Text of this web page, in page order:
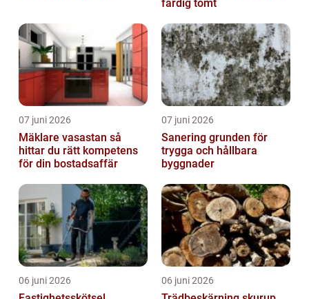
färdig tomt
07 juni 2026
Mäklare vasastan så
hittar du rätt kompetens
för din bostadsaffär
07 juni 2026
Sanering grunden för
trygga och hållbara
byggnader
06 juni 2026 06 juni 2026